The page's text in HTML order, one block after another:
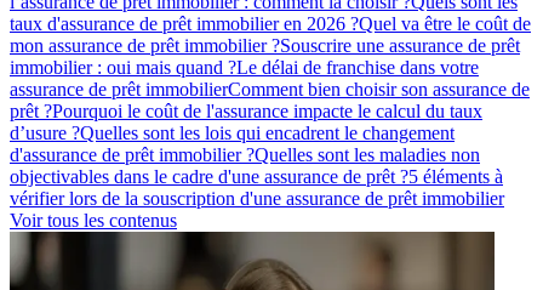
taux d'assurance de prêt immobilier en 2026 ?Quel va être le coût de
mon assurance de prêt immobilier ?Souscrire une assurance de prêt
immobilier : oui mais quand ?Le délai de franchise dans votre
assurance de prêt immobilierComment bien choisir son assurance de
prêt ?Pourquoi le coût de l'assurance impacte le calcul du taux
d’usure ?Quelles sont les lois qui encadrent le changement
d'assurance de prêt immobilier ?Quelles sont les maladies non
objectivables dans le cadre d'une assurance de prêt ?5 éléments à
vérifier lors de la souscription d'une assurance de prêt immobilier
Voir tous les contenus